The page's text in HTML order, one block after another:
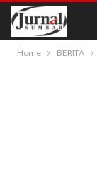
Home BERITA